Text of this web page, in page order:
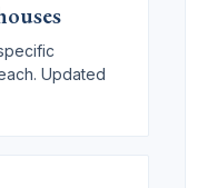
Updated